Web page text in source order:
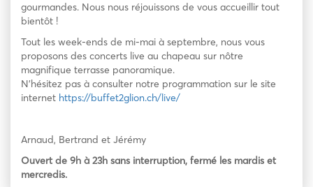
gourmandes. Nous nous réjouissons de vous accueillir tout
bientôt !
Tout les week-ends de mi-mai à septembre, nous vous
proposons des concerts live au chapeau sur nôtre
magnifique terrasse panoramique.
N’hésitez pas à consulter notre programmation sur le site
internet https://buffet2glion.ch/live/
Arnaud, Bertrand et Jérémy
Ouvert de 9h à 23h sans interruption, fermé les mardis et
mercredis.